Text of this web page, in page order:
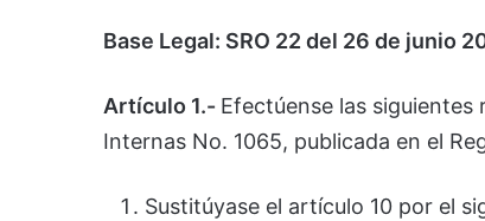
Base Legal: SRO 22 del 26 de junio
Artículo 1.- Efectúense las siguientes
Internas No. 1065, publicada en el
Sustitúyase el artículo 10 por el